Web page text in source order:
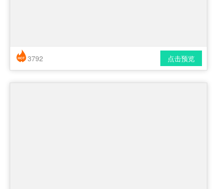
简历风格： 时尚 / 简洁 / 应届生
点击预览
3792